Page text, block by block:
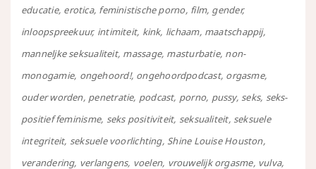
educatie erotica feministische porno film gender
inloopspreekuur intimiteit kink lichaam maatschappij
manneljke seksualiteit massage masturbatie non-
monogamie ongehoord! ongehoordpodcast orgasme
ouder worden penetratie podcast porno pussy seks seks-
positief feminisme seks positiviteit seksualiteit seksuele
integriteit seksuele voorlichting Shine Louise Houston
verandering verlangens voelen vrouwelijk orgasme vulva